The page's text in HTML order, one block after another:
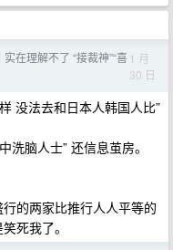
实在理解不了 “接裁神”“喜 1 月
30 日
没法去和日本人韩国人比”
洗脑人士” 还信息茧房。
的两家比推行人人平等的
死我了。